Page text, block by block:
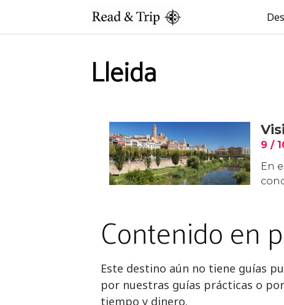
contenido
Lleida
Contenido en
Este destino aún no tiene guías
por nuestras guías prácticas o
tiempo y dinero.